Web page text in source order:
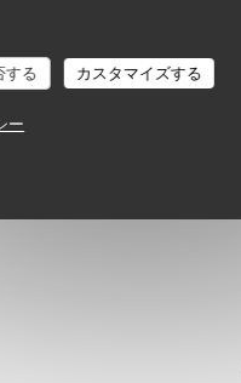
する カスタマイズする
ー